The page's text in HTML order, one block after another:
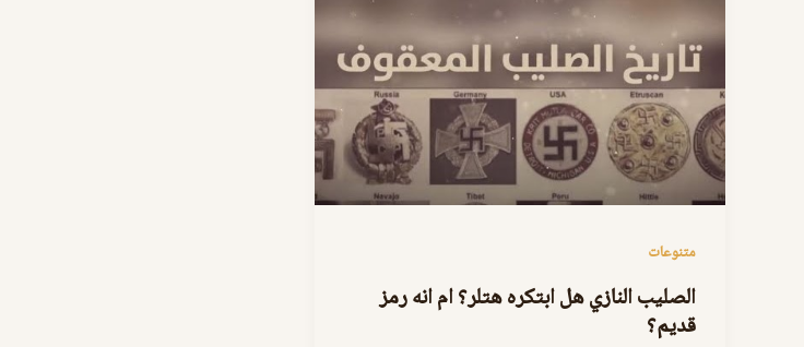
متنوعات
الصليب النازي هل ابتكره هتلر؟ ام انه رمز
قديم؟